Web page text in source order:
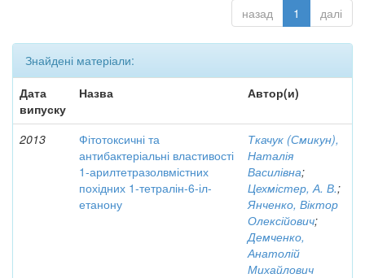
назад 1 далі
Знайдені матеріали:
Дата
випуску
Назва Автор(и)
2013
Фітотоксичні та
антибактеріальні властивості
1-арилтетразолвмістних
похідних 1-тетралін-6-іл-
етанону
Ткачук (Смикун),
Наталія
Василівна;
Цехмістер, А. В.;
Янченко, Віктор
Олексійович;
Демченко,
Анатолій
Михайлович